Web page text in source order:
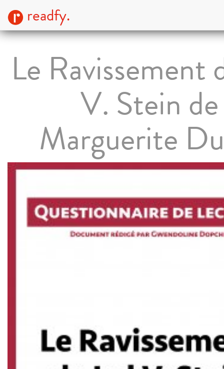
readfy.
Le Ravissement
V. Stein de
Marguerite